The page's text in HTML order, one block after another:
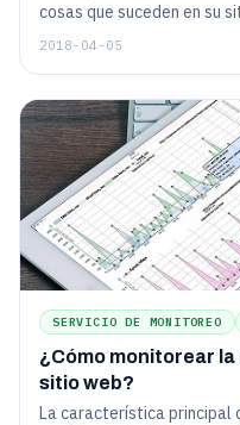
cosas que suceden en su
significa saber con cuánta
2018-04-05
SERVICIO DE MONITOREO
¿Cómo monitorear
sitio web?
La característica principal